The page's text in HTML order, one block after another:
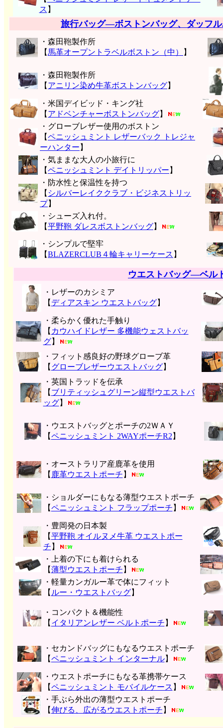
ス 】
旅行バッグ―ボストンバッグ、ダッフ
・森田鞄製作所
【 馬革オープントラベルボストン（中） 】
・森田鞄製作所
【 アニリン染め牛革ボストンバッグ】
・米国デイビッド・キング社
【 アドベンチャーボストンバッグ】
・グローブレザー使用のボストン
【ペニッシュミント レザーバック トレジャ
ーハンター 】
・気ままな大人の小旅行に
【ペニッシュミント デイトリッパー 】
・防水性と保温性を持つ
【 シルバーレイククラブ・ビジネストリッ
プ】
・シューズ入れ付。
【平野鞄 ダレスボストンバッグ】
・シンプルで堅牢
【BLAZERCLUB４輪キャリーケース 】
ウエストバッグ―ベル
・レザーのカシミア
【 ディアスキン ウエストバッグ】
・柔らかく優れた手触り
【 カウハイドレザー 多機能ウェストバッ
グ】
・フィット感良好の野球グローブ革
【 グローブレザーウエストバッグ】
・英国トラッドを伝承
【 ブリティッシュグリーン縦型ウエストバ
ッグ】
・ウエストバッグとポーチの2ＷＡＹ
【ペニッシュミント 2WAYポーチR2 】
・オーストラリア産鹿革を使用
【 鹿革ウエストポーチ 】
・ショルダーにもなる薄型ウエストポーチ
【ペニッシュミント フラップポーチ 】
・豊岡発の日本製
【平野鞄 オイルヌメ牛革 ウエストポー
チ 】
・上着の下にも着けられる
【薄型ウエストポーチ 】
・軽量カンガルー革で体にフィット
【 ルー・ウエストバッグ】
・コンパクト＆機能性
【 イタリアンレザー ベルトポーチ 】
・セカンドバッグにもなるウエストポーチ
【ペニッシュミント インターナル】
・ウエストポーチにもなる革携帯ケース
【ペニッシュミント モバイルケース 】
・手ぶら外出の薄型ウエストポーチ
【伸びる、広がるウエストポーチ 】